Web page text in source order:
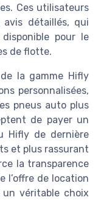
Ces utilisateurs
avis détaillés, qui
pour le
de flotte.
la gamme Hifly
personnalisées,
pneus auto plus
de payer un
Hifly de dernière
et plus rassurant
la transparence
l’offre de location
véritable choix